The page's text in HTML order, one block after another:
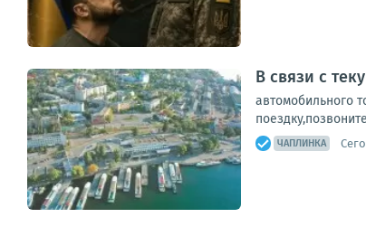
В связи с
автомобильного
ЧАПЛИНКА